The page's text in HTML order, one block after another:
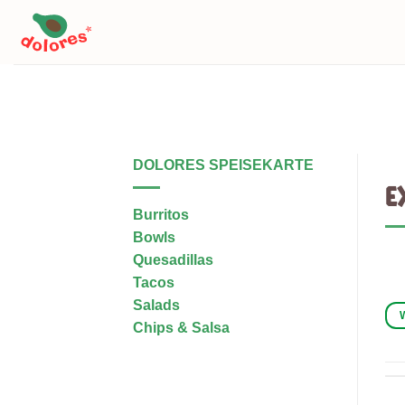
content
DOLORES SPEISEKARTE
Burritos
Bowls
Quesadillas
Tacos
Salads
Chips & Salsa